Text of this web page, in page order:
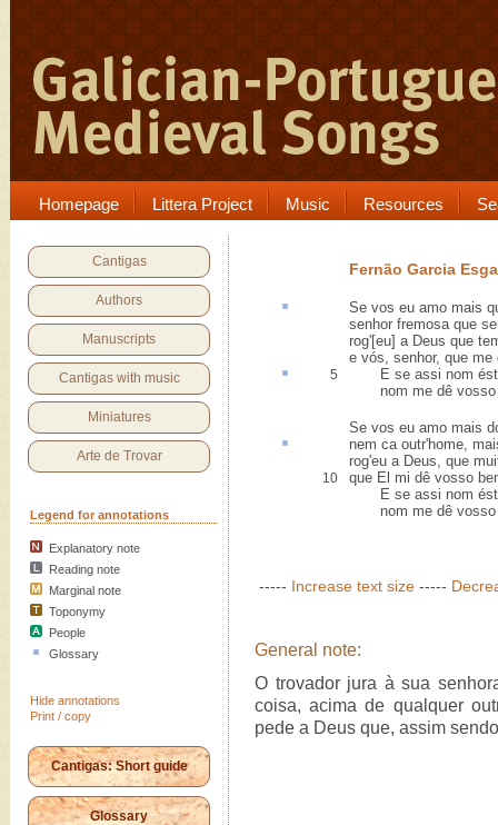
Homepage Littera Project Music Resources
Cantigas
Authors
Manuscripts
Cantigas with music
Miniatures
Arte de Trovar
Legend for annotations
Explanatory note
Reading note
Marginal note
Toponymy
People
Glossary
Hide annotations
Print / copy
Cantigas: Short guide
Glossary
Fernão Garcia
Se vos eu amo mais
senhor fremosa que
rog'[eu] a Deus que
e vós, senhor, que
5 E se assi nom
nom me dê vosso
Se vos eu amo mais
nem ca outr'home,
rog'eu a Deus, que
10
que El mi dê vosso
E se assi nom
nom me dê vosso
----- Increase text size -----
General note:
O trovador jura à sua
coisa, acima de qualquer
pede a Deus que, assim